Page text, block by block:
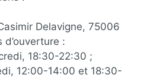
Delavigne, 75006
d’ouverture :
18:30-22:30 ;
12:00-14:00 et 18:30-